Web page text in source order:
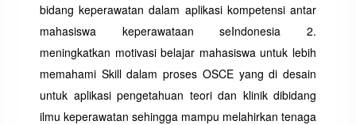
bidang keperawatan dalam aplikasi kompetensi antar
mahasiswa keperawataan seIndonesia 2.
meningkatkan motivasi belajar mahasiswa untuk lebih
memahami Skill dalam proses OSCE yang di desain
untuk aplikasi pengetahuan teori dan klinik dibidang
ilmu keperawatan sehingga mampu melahirkan tenaga